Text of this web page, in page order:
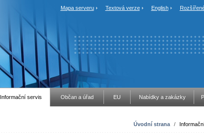
Mapa serveru Textová verze English
Informační servis Občan a úřad EU Nabídky a zakázky
Úvodní strana /